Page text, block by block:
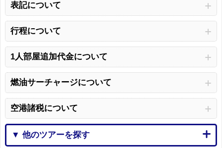
表記について
行程について
1人部屋追加代金について
燃油サーチャージについて
空港諸税について
▼ 他のツアーを探す